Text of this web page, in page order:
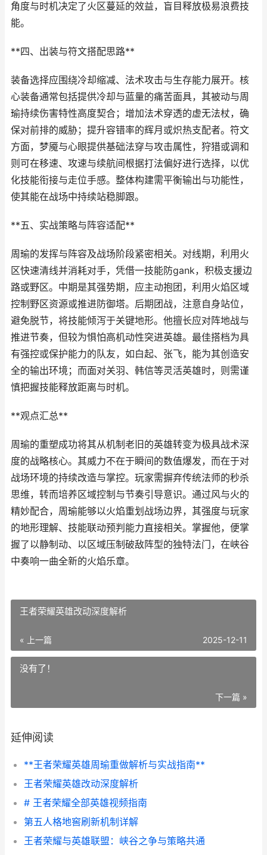
角度与时机决定了火区蔓延的效益，盲目释放极易浪费技
能。
**四、出装与符文搭配思路**
装备选择应围绕冷却缩减、法术攻击与生存能力展开。核
心装备通常包括提供冷却与蓝量的痛苦面具，其被动与周
瑜持续伤害特性高度契合；增加法术穿透的虚无法杖，确
保对前排的威胁；提升容错率的辉月或炽热支配者。符文
方面，梦魇与心眼提供基础法穿与攻击属性，狩猎或调和
则可在移速、攻速与续航间根据打法偏好进行选择，以优
化技能衔接与走位手感。整体构建需平衡输出与功能性，
使其能在战场中持续站稳脚跟。
**五、实战策略与阵容适配**
周瑜的发挥与阵容及战场阶段紧密相关。对线期，利用火
区快速清线并消耗对手，凭借一技能防gank，积极支援边
路或野区。中期是其强势期，应主动抱团，利用火焰区域
控制野区资源或推进防御塔。后期团战，注意自身站位，
避免脱节，将技能倾泻于关键地形。他擅长应对阵地战与
推进节奏，但较为惧怕高机动性突进英雄。最佳搭档为具
有强控或保护能力的队友，如白起、张飞，能为其创造安
全的输出环境；而面对关羽、韩信等灵活英雄时，则需谨
慎把握技能释放距离与时机。
**观点汇总**
周瑜的重塑成功将其从机制老旧的英雄转变为极具战术深
度的战略核心。其威力不在于瞬间的数值爆发，而在于对
战场环境的持续改造与掌控。玩家需摒弃传统法师的秒杀
思维，转而培养区域控制与节奏引导意识。通过风与火的
精妙配合，周瑜能够以火焰重划战场边界，其强度与玩家
的地形理解、技能联动预判能力直接相关。掌握他，便掌
握了以静制动、以区域压制破敌阵型的独特法门，在峡谷
中奏响一曲全新的火焰乐章。
王者荣耀英雄改动深度解析
« 上一篇 2025-12-11
没有了！
下一篇 »
延伸阅读
**王者荣耀英雄周瑜重做解析与实战指南**
王者荣耀英雄改动深度解析
# 王者荣耀全部英雄视频指南
第五人格地窖刷新机制详解
王者荣耀与英雄联盟：峡谷之争与策略共通